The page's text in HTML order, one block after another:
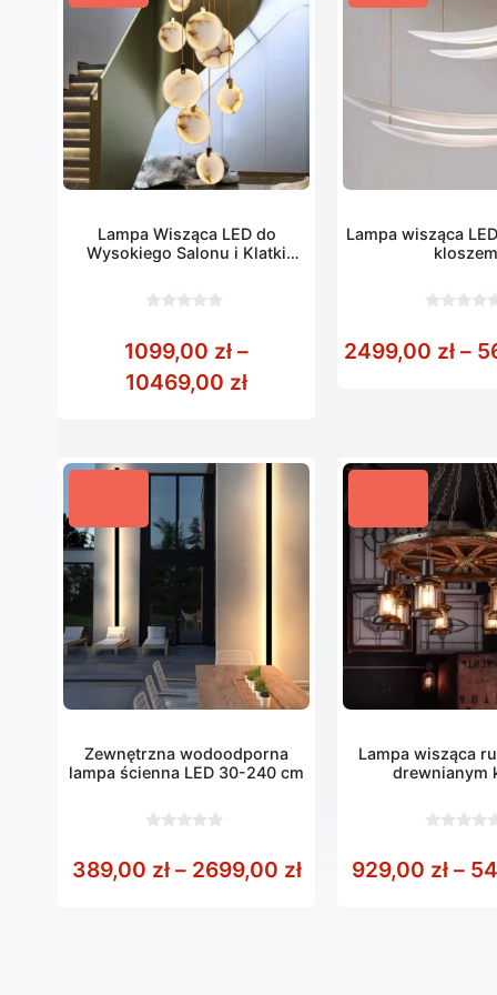
Lampa Wisząca LED do
Wysokiego Salonu i Klatki
5
1099,00 zł –
10469,00 złZakres cen: od 1099,00
Lampa wisząca
kloszem
5
2499,00 zł –
Zewnętrzna wodoodporna
lampa ścienna LED 30-240 cm
5
389,00 zł – 2699,00 złZakres cen: od
Lampa wisząca
drewnianym
5
929,00 zł –